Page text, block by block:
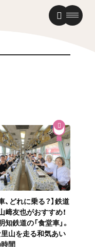
、どれに乗る？】鉄道
﨑友也がおすすめ！
知鉄道の「食堂車」。
山を走る和気あい
間